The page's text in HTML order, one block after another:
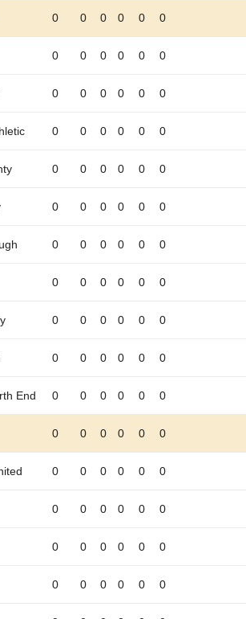
0 0 0 0 0 0
0 0 0 0 0 0
0 0 0 0 0 0
0 0 0 0 0 0
0 0 0 0 0 0
0 0 0 0 0 0
0 0 0 0 0 0
0 0 0 0 0 0
0 0 0 0 0 0
0 0 0 0 0 0
End 0 0 0 0 0 0
0 0 0 0 0 0
0 0 0 0 0 0
0 0 0 0 0 0
0 0 0 0 0 0
0 0 0 0 0 0